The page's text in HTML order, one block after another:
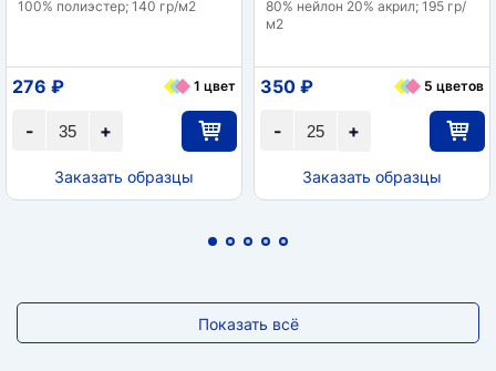
100% полиэстер; 140 гр/м2
+
-
276 ₽ 1 цвет
Заказать образцы
80% нейлон 20% акрил; 195 гр/
м2
+
-
350 ₽ 5 цветов
Заказать образцы
Показать всё